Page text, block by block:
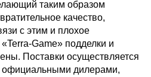
таким образом
качество,
с этим и плохое
Game» подделки и
Поставки осуществляется
дилерами,